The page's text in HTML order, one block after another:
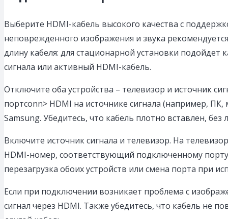
Выберите HDMI-кабель высокого качества с
неповрежденного изображения и звука
длину кабеля: для стационарной установки
сигнала или активный HDMI-кабель.
Отключите оба устройства – телевизор и источник
портconn> HDMI на источнике сигнала (например,
Samsung. Убедитесь, что кабель плотно вставлен,
Включите источник сигнала и телевизор. На
HDMI-номер, соответствующий подключенному
перезагрузка обоих устройств или смена порта при
Если при подключении возникает проблема с
сигнал через HDMI. Также убедитесь, что кабель не